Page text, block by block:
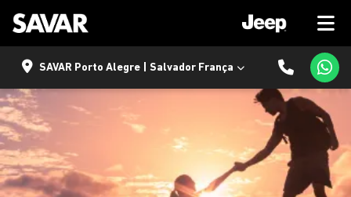
SAVAR Porto Alegre | Salvador França